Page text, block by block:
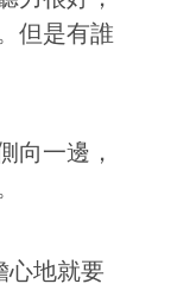
但是有誰
向一邊，
心地就要